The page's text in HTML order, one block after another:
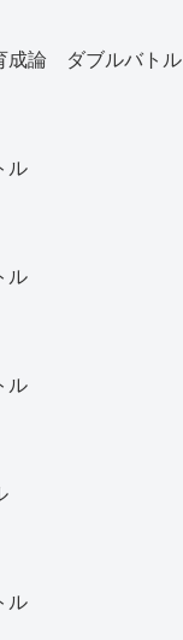
成論 ダブルバトル
ル
ル
ル
ル